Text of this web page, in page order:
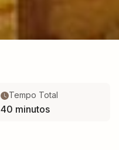
Tempo Total
40 minutos